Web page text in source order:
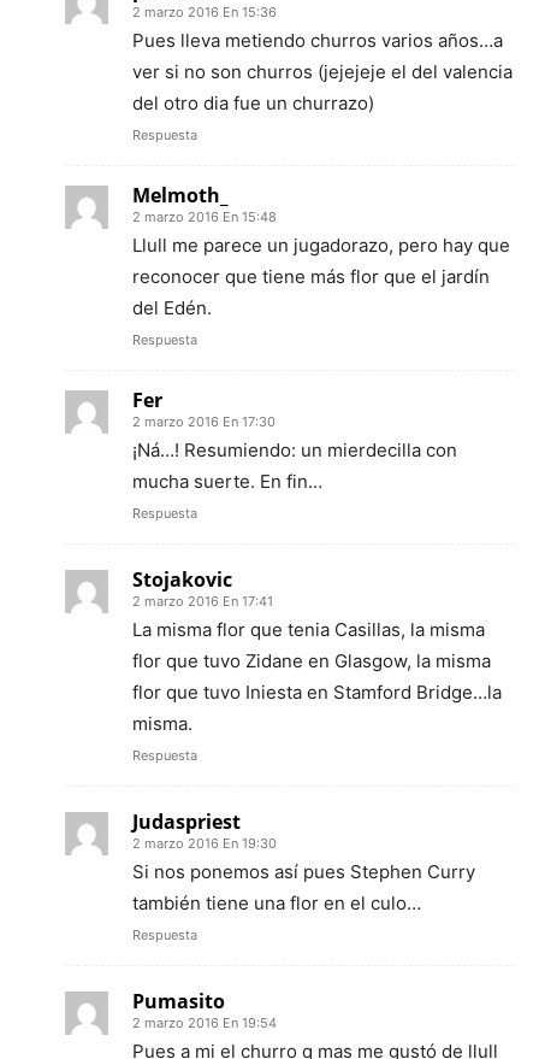
2 marzo 2016 En 15:36
Pues lleva metiendo churros varios años…a
ver si no son churros (jejejeje el del valencia
del otro dia fue un churrazo)
Respuesta
Melmoth_
2 marzo 2016 En 15:48
Llull me parece un jugadorazo, pero hay que
reconocer que tiene más flor que el jardín
del Edén.
Respuesta
Fer
2 marzo 2016 En 17:30
¡Ná…! Resumiendo: un mierdecilla con
mucha suerte. En fin…
Respuesta
Stojakovic
2 marzo 2016 En 17:41
La misma flor que tenia Casillas, la misma
flor que tuvo Zidane en Glasgow, la misma
flor que tuvo Iniesta en Stamford Bridge…la
misma.
Respuesta
Judaspriest
2 marzo 2016 En 19:30
Si nos ponemos así pues Stephen Curry
también tiene una flor en el culo…
Respuesta
Pumasito
2 marzo 2016 En 19:54
Pues a mi el churro q mas me gustó de llull